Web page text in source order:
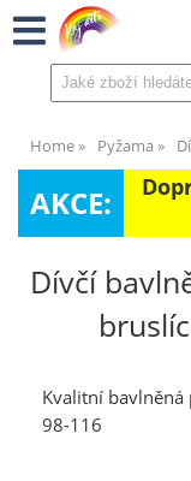
Home Pyžama
AKCE:
Dívčí
Kvalitní
98-116